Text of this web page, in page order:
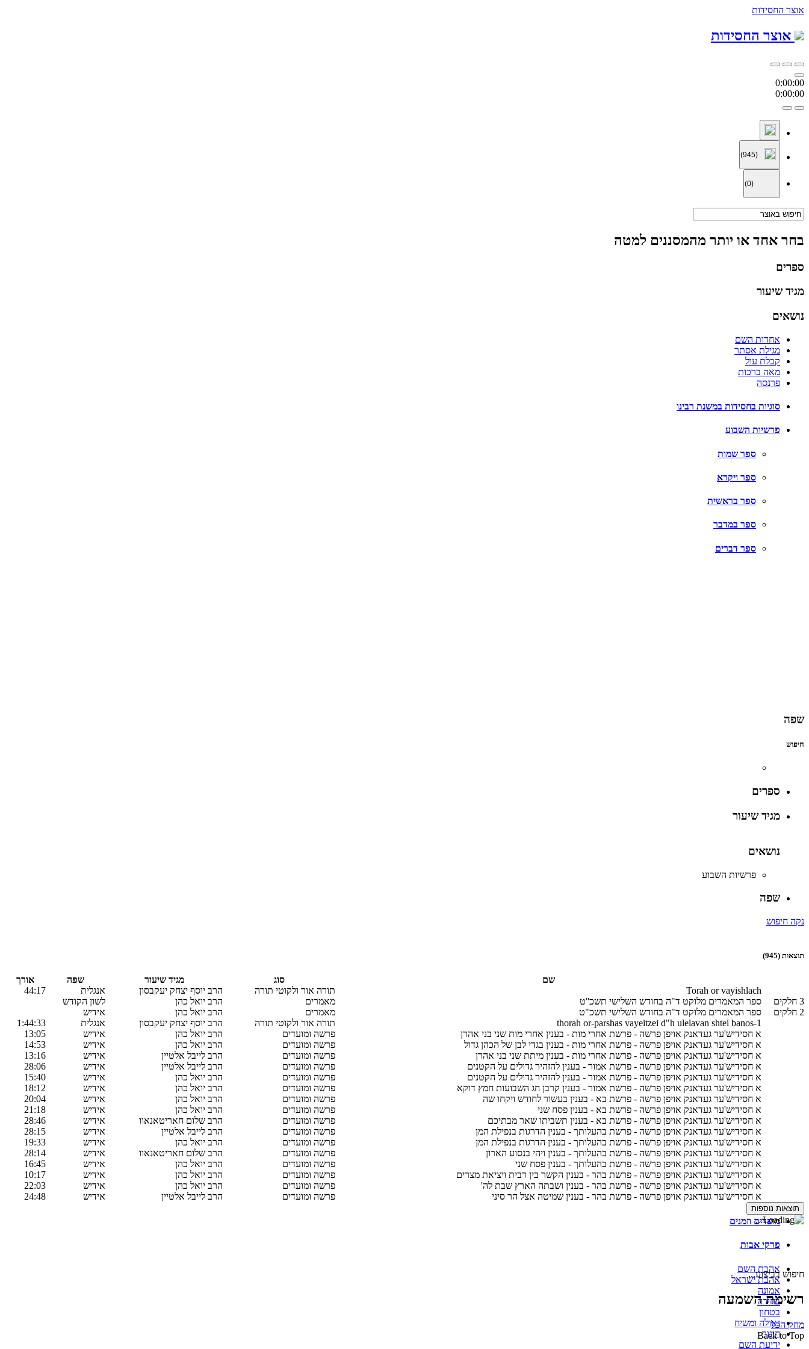
אוצר החסידות
אוצר החסידות
0:00:00
0:00:00
(945)
(0)
בחר אחד או יותר מהמסננים למטה
ספרים
מגיד שיעור
נושאים
אחדות השם
מגילת אסתר
קבלת עול
מאה ברכות
פרנסה
סוגיות בחסידות במשנת רבינו
פרשיות השבוע
ספר שמות
ספר ויקרא
ספר בראשית
ספר במדבר
ספר דברים
מועדים וזמנים
פרקי אבות
אהבת השם
אהבת ישראל
אמונה
בחירה
בטחון
גאולה ומשיח
חינוך
ידיעת השם
שפה
חיפוש
ספרים
מגיד שיעור
נושאים
פרשיות השבוע
שפה
נקה חיפוש
תוצאות (945)
שם סוג מגיד שיעור שפה
אורך
Torah or vayishlach
תורה אור ולקוטי תורה הרב יוסף יצחק יעקבסון אנגלית
44:17
3 חלקים
ספר המאמרים מלוקט ד"ה בחודש השלישי תשכ''ט מאמרים הרב יואל כהן
לשון הקודש
2 חלקים
ספר המאמרים מלוקט ד"ה בחודש השלישי תשכ"ט מאמרים הרב יואל כהן
אידיש
thorah or-parshas vayeitzei d"h ulelavan shtei banos-1
תורה אור ולקוטי תורה הרב יוסף יצחק יעקבסון אנגלית
1:44:33
א חסידיש'ער געדאנק אויפן פרשה - פרשת אחרי מות - בענין אחרי מות שני בני אהרן
פרשה ומועדים הרב יואל כהן אידיש
13:05
א חסידיש'ער געדאנק אויפן פרשה - פרשת אחרי מות - בענין בגדי לבן של הכהן גדול
פרשה ומועדים הרב יואל כהן אידיש
14:53
א חסידיש'ער געדאנק אויפן פרשה - פרשת אחרי מות - בענין מיתת שני בני אהרן
פרשה ומועדים הרב לייבל אלטיין אידיש
13:16
א חסידיש'ער געדאנק אויפן פרשה - פרשת אמור - בענין להזהיר גדולים על הקטנים
פרשה ומועדים הרב לייבל אלטיין אידיש
28:06
א חסידיש'ער געדאנק אויפן פרשה - פרשת אמור - בענין להזהיר גדולים על הקטנים
פרשה ומועדים הרב יואל כהן אידיש
15:40
א חסידיש'ער געדאנק אויפן פרשה - פרשת אמור - בענין קרבן חג השבועות חמץ דוקא
פרשה ומועדים הרב יואל כהן אידיש
18:12
א חסידיש'ער געדאנק אויפן פרשה - פרשת בא - בענין בעשור לחודש ויקחו שה
פרשה ומועדים הרב יואל כהן אידיש
20:04
א חסידיש'ער געדאנק אויפן פרשה - פרשת בא - בענין פסח שני
פרשה ומועדים הרב יואל כהן אידיש
21:18
א חסידיש'ער געדאנק אויפן פרשה - פרשת בא - בענין תשביתו שאר מבתיכם
פרשה ומועדים הרב שלום חאריטאנאוו אידיש
28:46
א חסידיש'ער געדאנק אויפן פרשה - פרשת בהעלותך - בענין הדרגות בנפילת המן
פרשה ומועדים הרב לייבל אלטיין אידיש
28:15
א חסידיש'ער געדאנק אויפן פרשה - פרשת בהעלותך - בענין הדרגות בנפילת המן
פרשה ומועדים הרב יואל כהן אידיש
19:33
א חסידיש'ער געדאנק אויפן פרשה - פרשת בהעלותך - בענין ויהי בנסוע הארון
פרשה ומועדים הרב שלום חאריטאנאוו אידיש
28:14
א חסידיש'ער געדאנק אויפן פרשה - פרשת בהעלותך - בענין פסח שני
פרשה ומועדים הרב יואל כהן אידיש
16:45
א חסידיש'ער געדאנק אויפן פרשה - פרשת בהר - בענין הקשר בין רבית ויציאת מצרים
פרשה ומועדים הרב יואל כהן אידיש
10:17
א חסידיש'ער געדאנק אויפן פרשה - פרשת בהר - בענין ושבתה הארץ שבת לה'
פרשה ומועדים הרב יואל כהן אידיש
22:03
א חסידיש'ער געדאנק אויפן פרשה - פרשת בהר - בענין שמיטה אצל הר סיני
פרשה ומועדים הרב לייבל אלטיין אידיש 24:48
תוצאות נוספות
חיפוש בביצוע...
רשימת השמעה
מחק הכל
Back to Top